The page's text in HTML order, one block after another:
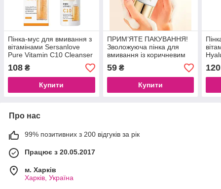
Пінка-мус для вмивання з
вітамінами Sersanlove
Pure Vitamin C10 Cleanser
Mousse, 150 мл
108 ₴
Купити
ПРИМ’ЯТЕ ПАКУВАННЯ!
Зволожуюча пінка для
вмивання із коричневим
рисом SADOER Brown
Rice, 100 g
59₴
Купити
120
Про нас
99% позитивних з 200 відгуків за рік
Працює з 20.05.2017
м. Харків
Харків, Україна